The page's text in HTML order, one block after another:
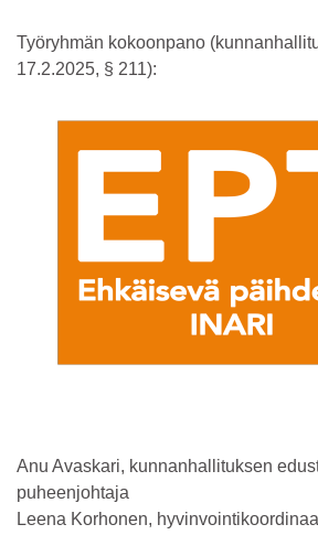
Työryhmän kokoonpano
17.2.2025, § 211):
Anu Avaskari, kunnanhallituksen
puheenjohtaja
Leena Korhonen,